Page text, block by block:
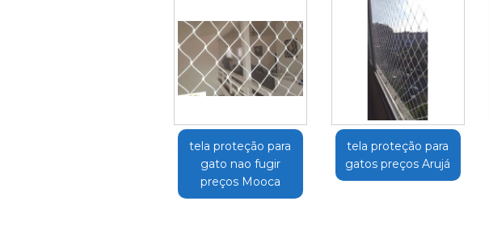
tela proteção para
gato nao fugir
preços Mooca
tela proteção para
gatos preços Arujá